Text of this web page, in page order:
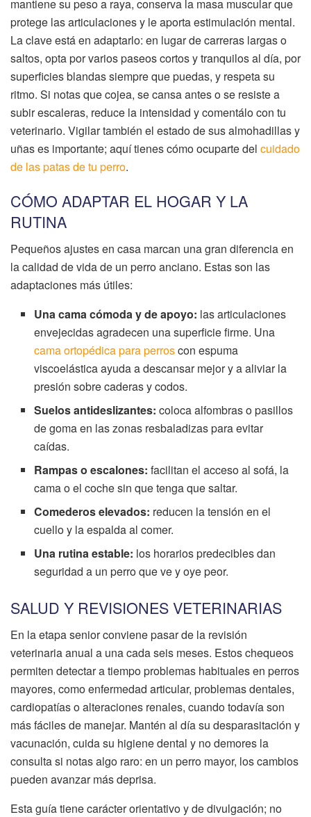
mantiene su peso a raya, conserva la masa muscular que
protege las articulaciones y le aporta estimulación mental.
La clave está en adaptarlo: en lugar de carreras largas o
saltos, opta por varios paseos cortos y tranquilos al día, por
superficies blandas siempre que puedas, y respeta su
ritmo. Si notas que cojea, se cansa antes o se resiste a
subir escaleras, reduce la intensidad y comentálo con tu
veterinario. Vigilar también el estado de sus almohadillas y
uñas es importante; aquí tienes cómo ocuparte del cuidado
de las patas de tu perro.
CÓMO ADAPTAR EL HOGAR Y LA
RUTINA
Pequeños ajustes en casa marcan una gran diferencia en
la calidad de vida de un perro anciano. Estas son las
adaptaciones más útiles:
Una cama cómoda y de apoyo: las articulaciones
envejecidas agradecen una superficie firme. Una
cama ortopédica para perroscon espuma
viscoelástica ayuda a descansar mejor y a aliviar la
presión sobre caderas y codos.
Suelos antideslizantes: coloca alfombras o pasillos
de goma en las zonas resbaladizas para evitar
caídas.
Rampas o escalones: facilitan el acceso al sofá, la
cama o el coche sin que tenga que saltar.
Comederos elevados: reducen la tensión en el
cuello y la espalda al comer.
Una rutina estable: los horarios predecibles dan
seguridad a un perro que ve y oye peor.
SALUD Y REVISIONES VETERINARIAS
En la etapa senior conviene pasar de la revisión
veterinaria anual a una cada seis meses. Estos chequeos
permiten detectar a tiempo problemas habituales en perros
mayores, como enfermedad articular, problemas dentales,
cardiopatías o alteraciones renales, cuando todavía son
más fáciles de manejar. Mantén al día su desparasitación y
vacunación, cuida su higiene dental y no demores la
consulta si notas algo raro: en un perro mayor, los cambios
pueden avanzar más deprisa.
Esta guía tiene carácter orientativo y de divulgación; no